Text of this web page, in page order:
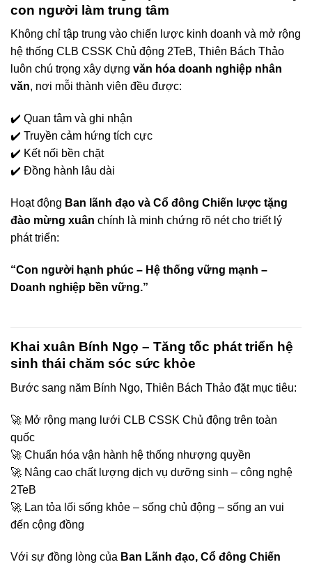
con người làm trung tâm
Không chỉ tập trung vào chiến lược kinh doanh và mở rộng
hệ thống CLB CSSK Chủ động 2TeB, Thiên Bách Thảo
luôn chú trọng xây dựng văn hóa doanh nghiệp nhân
văn, nơi mỗi thành viên đều được:
✔️ Quan tâm và ghi nhận
✔️ Truyền cảm hứng tích cực
✔️ Kết nối bền chặt
✔️ Đồng hành lâu dài
Hoạt động Ban lãnh đạo và Cổ đông Chiến lược tặng
đào mừng xuân chính là minh chứng rõ nét cho triết lý
phát triển:
“Con người hạnh phúc – Hệ thống vững mạnh –
Doanh nghiệp bền vững.”
Khai xuân Bính Ngọ – Tăng tốc phát triển hệ
sinh thái chăm sóc sức khỏe
Bước sang năm Bính Ngọ, Thiên Bách Thảo đặt mục tiêu:
🚀 Mở rộng mạng lưới CLB CSSK Chủ động trên toàn
quốc
🚀 Chuẩn hóa vận hành hệ thống nhượng quyền
🚀 Nâng cao chất lượng dịch vụ dưỡng sinh – công nghệ
2TeB
🚀 Lan tỏa lối sống khỏe – sống chủ động – sống an vui
đến cộng đồng
Với sự đồng lòng của Ban Lãnh đạo, Cổ đông Chiến